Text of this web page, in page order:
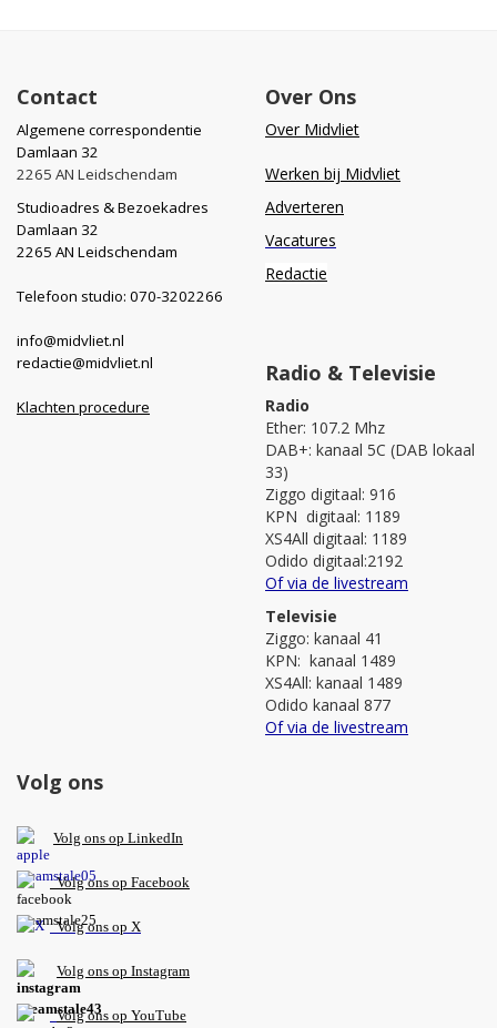
Contact
Algemene correspondentie
Damlaan 32
2265 AN Leidschendam
Studioadres & Bezoekadres
Damlaan 32
2265 AN Leidschendam
Telefoon studio: 070-3202266
info@midvliet.nl
redactie@midvliet.nl
Klachten procedure
Over Ons
Over Midvliet
Werken bij Midvliet
Adverteren
Vacatures
Redactie
Radio & Televisie
Radio
Ether: 107.2 Mhz
DAB+: kanaal 5C (DAB lokaal
33)
Ziggo digitaal: 916
KPN digitaal: 1189
XS4All digitaal: 1189
Odido digitaal:2192
Of via de livestream
Televisie
Ziggo: kanaal 41
KPN: kanaal 1489
XS4All: kanaal 1489
Odido kanaal 877
Of via de livestream
Volg ons
Volg ons op LinkedIn
Volg ons op Facebook
Volg ons op X
Volg ons op Instagram
Volgons op YouTube